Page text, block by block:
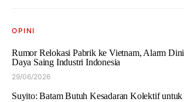
OPINI
Rumor Relokasi Pabrik ke Vietnam, Alarm Dini
Daya Saing Industri Indonesia
29/06/2026
Suyito: Batam Butuh Kesadaran Kolektif untuk